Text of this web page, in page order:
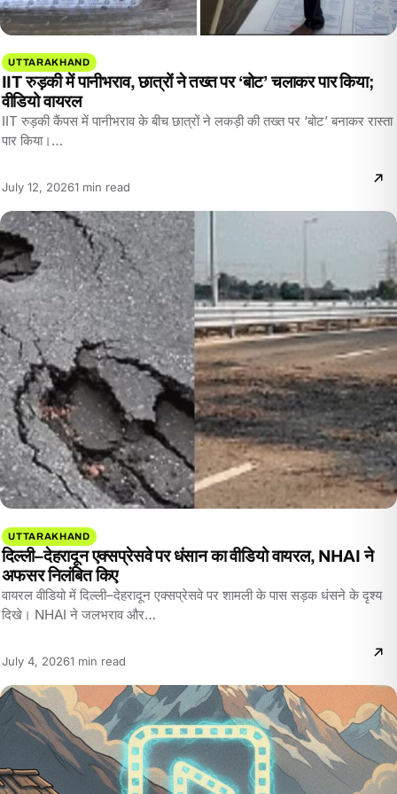
UTTARAKHAND
IIT रुड़की में पानीभराव, छात्रों ने तख्त पर ‘बोट’ चलाकर पार किया;
वीडियो वायरल
IIT रुड़की कैंपस में पानीभराव के बीच छात्रों ने लकड़ी की तख्त पर ‘बोट’ बनाकर रास्ता
पार किया।…
July 12, 2026Reading
1 min read
UTTARAKHAND
दिल्ली–देहरादून एक्सप्रेसवे पर धंसान का वीडियो वायरल, NHAI ने
अफसर निलंबित किए
वायरल वीडियो में दिल्ली–देहरादून एक्सप्रेसवे पर शामली के पास सड़क धंसने के दृश्य
दिखे। NHAI ने जलभराव और…
July 4, 2026Reading
1 min read